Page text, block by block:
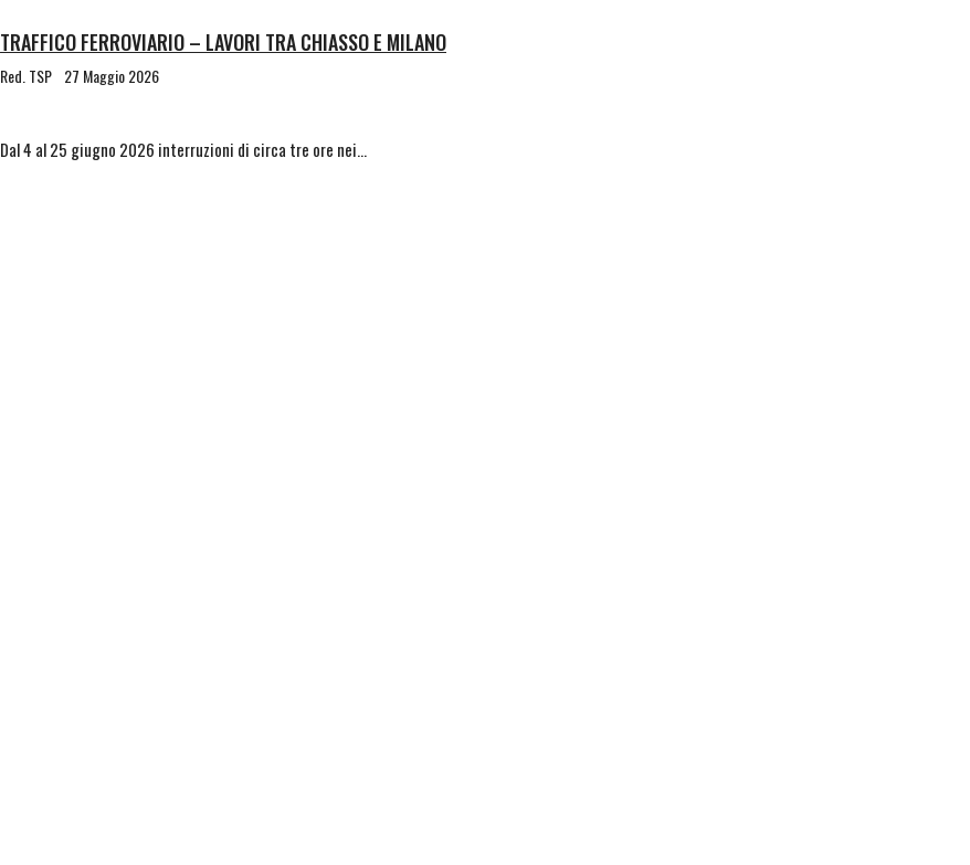
TRAFFICO FERROVIARIO – LAVORI TRA CHIASSO E MILANO
Red. TSP 27 Maggio 2026
Dal 4 al 25 giugno 2026 interruzioni di circa tre ore nei…